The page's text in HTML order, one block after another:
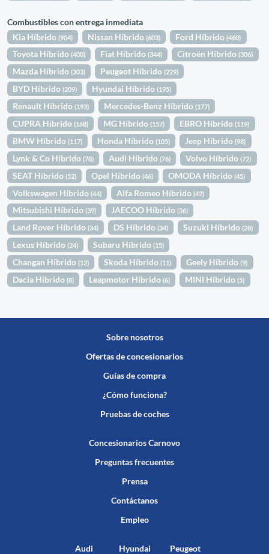
Combustibles con entrega inmediata
Kia Híbrido(904) Nissan Híbrido(603) Ford Híbrido(460)
Toyota Híbrido(400) Fiat Híbrido(344) Citroën Híbrido(306)
Mazda Híbrido(303) Peugeot Híbrido(229)
BYD Híbrido(209) Hyundai Híbrido(195)
Renault Híbrido(193) Mercedes-Benz Híbrido(177)
CUPRA Híbrido(168) MG Híbrido(157) EBRO Híbrido(119)
BMW Híbrido(117) Honda Híbrido(105) Jeep Híbrido(98)
Lynk & Co Híbrido(78) Audi Híbrido(76) Volvo Híbrido(72)
SEAT Híbrido(52) Opel Híbrido(46) OMODA Híbrido(45)
Volkswagen Híbrido(44) Alfa Romeo Híbrido(42)
Mitsubishi Híbrido(39) JAECOO Híbrido(36)
Land Rover Híbrido(34) DS Híbrido(34) Suzuki Híbrido(28)
Lexus Híbrido(24) Subaru Híbrido(15)
Changan Híbrido(12) Skoda Híbrido(11) Geely Híbrido(9)
Dacia Híbrido(8) Leapmotor Híbrido(6) MINI Híbrido(5)
Sobre nosotros
Ofertas de concesionarios
Guías de compra
¿Cómo funciona?
Pruebas de coches
Concesionarios Carnovo
Preguntas frecuentes
Prensa
Contáctanos
Empleo
Audi
Hyundai
Peugeot